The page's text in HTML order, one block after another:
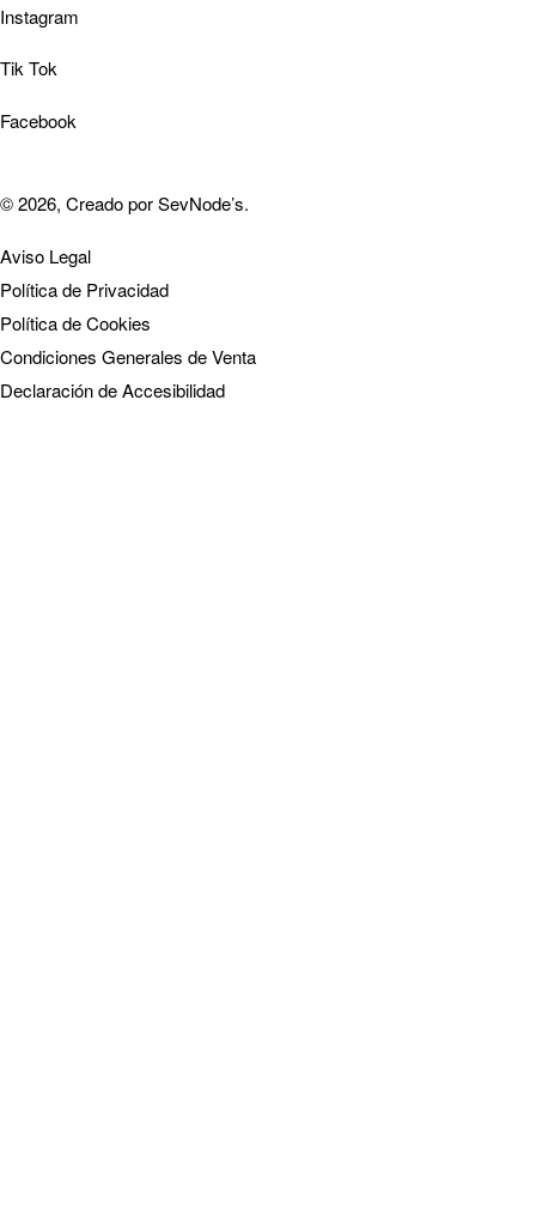
Instagram
Tik Tok
Facebook
© 2026, Creado porSevNode’s.
Aviso Legal
Política de Privacidad
Política de Cookies
Condiciones Generales de Venta
Declaración de Accesibilidad